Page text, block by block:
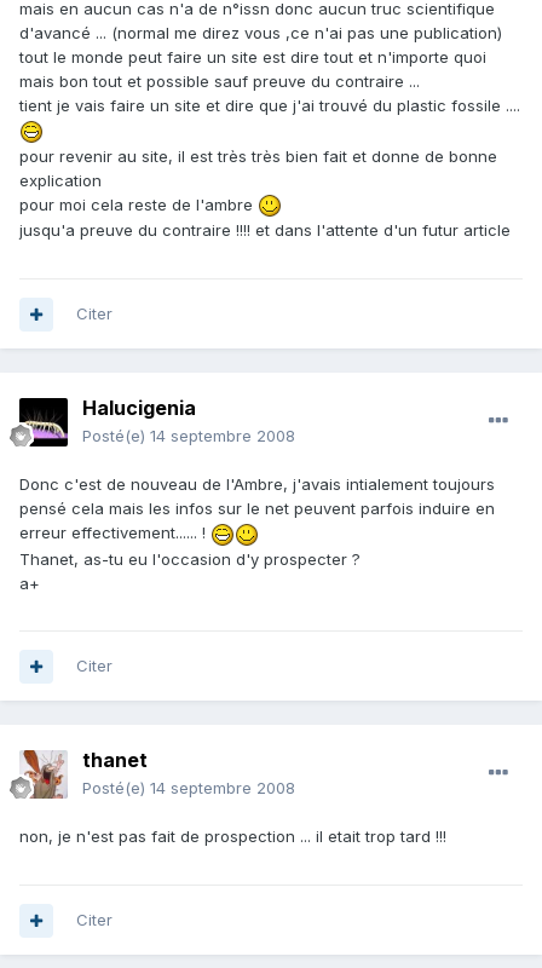
mais en aucun cas n'a de n°issn donc aucun truc scientifique
d'avancé ... (normal me direz vous ,ce n'ai pas une publication)
tout le monde peut faire un site est dire tout et n'importe quoi
mais bon tout et possible sauf preuve du contraire ...
tient je vais faire un site et dire que j'ai trouvé du plastic fossile ....
pour revenir au site, il est très très bien fait et donne de bonne
explication
pour moi cela reste de l'ambre
jusqu'a preuve du contraire !!!! et dans l'attente d'un futur article
Citer
Halucigenia
Posté(e) 14 septembre 2008
Donc c'est de nouveau de l'Ambre, j'avais intialement toujours
pensé cela mais les infos sur le net peuvent parfois induire en
erreur effectivement...... !
Thanet, as-tu eu l'occasion d'y prospecter ?
a+
Citer
thanet
Posté(e) 14 septembre 2008
non, je n'est pas fait de prospection ... il etait trop tard !!!
Citer